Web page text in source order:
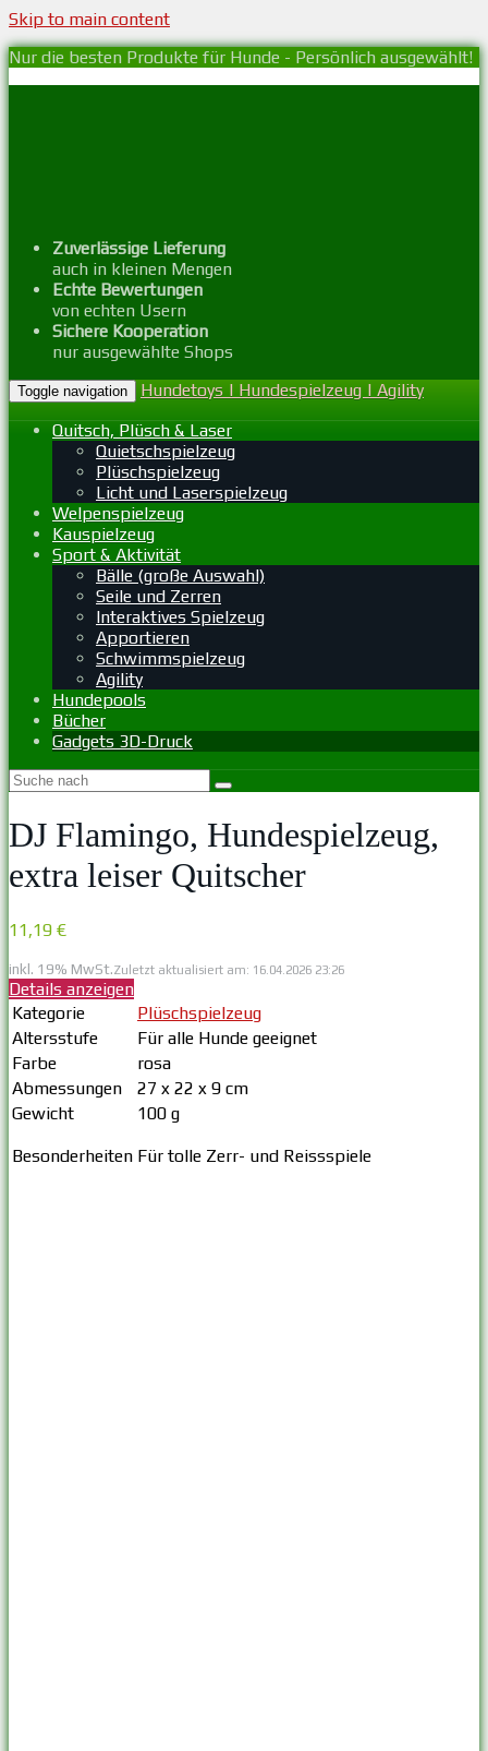
Skip to main content
Nur die besten Produkte für Hunde - Persönlich ausgewählt!
Zuverlässige Lieferung
auch in kleinen Mengen
Echte Bewertungen
von echten Usern
Sichere Kooperation
nur ausgewählte Shops
Toggle navigation
Hundetoys | Hundespielzeug | Agility
Quitsch, Plüsch & Laser
Quietschspielzeug
Plüschspielzeug
Licht und Laserspielzeug
Welpenspielzeug
Kauspielzeug
Sport & Aktivität
Bälle (große Auswahl)
Seile und Zerren
Interaktives Spielzeug
Apportieren
Schwimmspielzeug
Agility
Hundepools
Bücher
Gadgets 3D-Druck
DJ Flamingo, Hundespielzeug,
extra leiser Quitscher
11,19 €
inkl. 19% MwSt.Zuletzt aktualisiert am: 16.04.2026 23:26
Details anzeigen
Kategorie
Plüschspielzeug
Altersstufe
Für alle Hunde geeignet
Farbe
rosa
Abmessungen
27 x 22 x 9 cm
Gewicht
100 g
Besonderheiten Für tolle Zerr- und Reissspiele